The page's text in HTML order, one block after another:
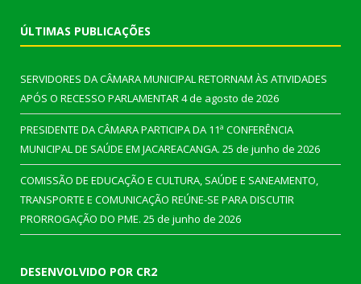
ÚLTIMAS PUBLICAÇÕES
SERVIDORES DA CÂMARA MUNICIPAL RETORNAM ÀS ATIVIDADES
APÓS O RECESSO PARLAMENTAR4 de agosto de 2026
PRESIDENTE DA CÂMARA PARTICIPA DA 11ª CONFERÊNCIA
MUNICIPAL DE SAÚDE EM JACAREACANGA. 25 de junho de 2026
COMISSÃO DE EDUCAÇÃO E CULTURA, SAÚDE E SANEAMENTO,
TRANSPORTE E COMUNICAÇÃO REÚNE-SE PARA DISCUTIR
PRORROGAÇÃO DO PME. 25 de junho de 2026
DESENVOLVIDO POR CR2